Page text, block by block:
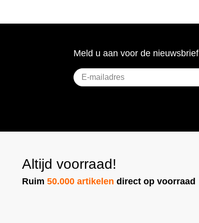
Meld u aan voor de nieuwsbrief
E-
mailadres
Altijd voorraad!
Ruim50.000 artikelen direct op voorraad